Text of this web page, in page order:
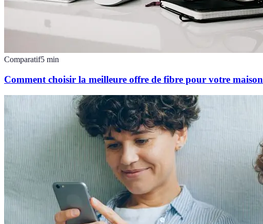
Comparatif5 min
Comment choisir la meilleure offre de fibre pour votre maison